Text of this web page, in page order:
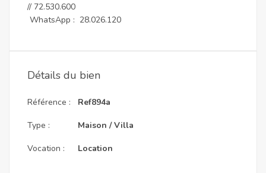
// 72.530.600
WhatsApp : 28.026.120
Détails du bien
Référence :
Type :
Vocation :
Ref894a
Maison / Villa
Location